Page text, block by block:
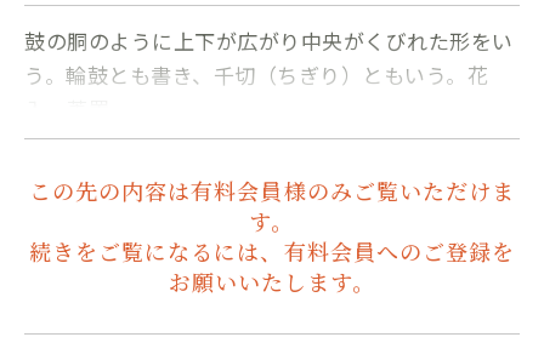
鼓の胴のように上下が広がり中央がくびれた形をい
う。輪鼓とも書き、千切（ちぎり）ともいう。花
この先の内容は有料会員様のみご覧いただけま
す。
続きをご覧になるには、有料会員へのご登録を
お願いいたします。